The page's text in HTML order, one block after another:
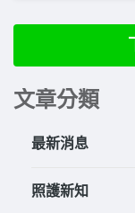
文章分類
最新消息
照護新知